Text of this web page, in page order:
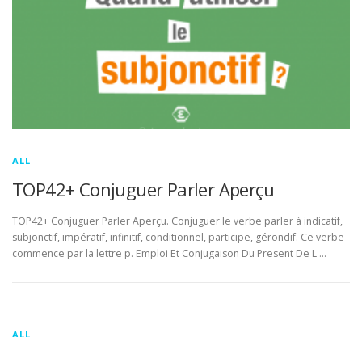
ALL
TOP42+ Conjuguer Parler Aperçu
TOP42+ Conjuguer Parler Aperçu. Conjuguer le verbe parler à indicatif,
subjonctif, impératif, infinitif, conditionnel, participe, gérondif. Ce verbe
commence par la lettre p. Emploi Et Conjugaison Du Present De L …
ALL